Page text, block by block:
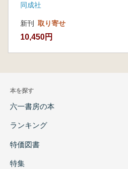
同成社
新刊 取り寄せ
10,450円
本を探す
六一書房の本
ランキング
特価図書
特集